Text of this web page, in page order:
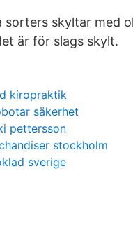
sorters skyltar med
är för slags skylt.
kiropraktik
säkerhet
pettersson
stockholm
sverige